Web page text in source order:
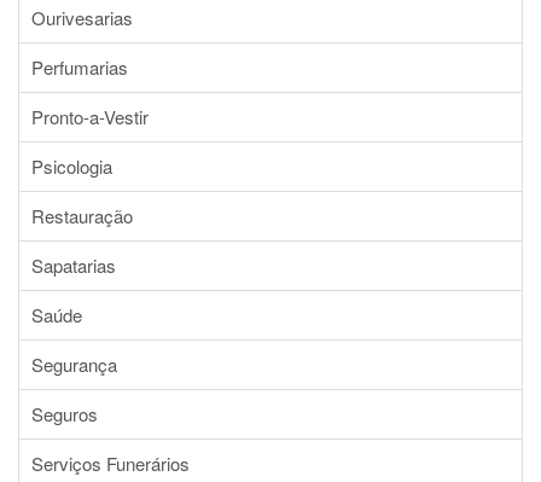
Ourivesarias
Perfumarias
Pronto-a-Vestir
Psicologia
Restauração
Sapatarias
Saúde
Segurança
Seguros
Serviços Funerários